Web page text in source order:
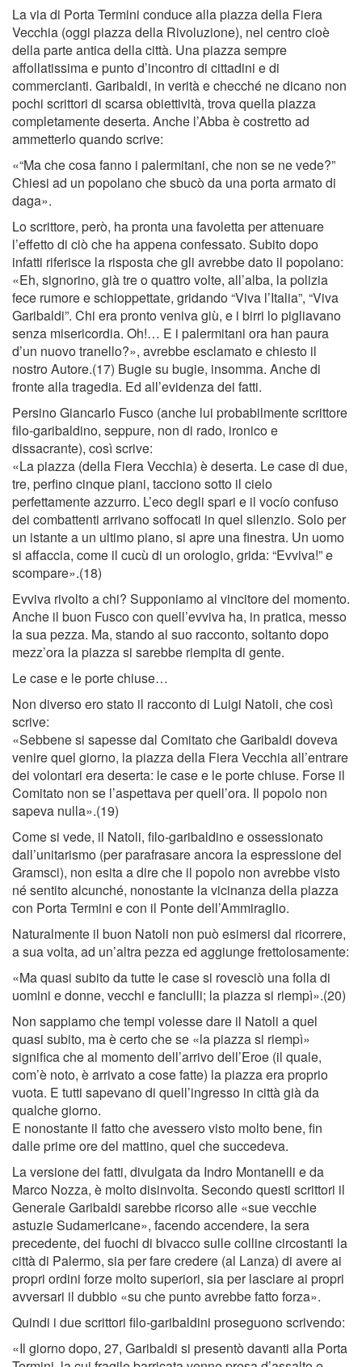
La via di Porta Termini conduce alla piazza della Fiera
Vecchia (oggi piazza della Rivoluzione), nel centro cioè
della parte antica della città. Una piazza sempre
affollatissima e punto d’incontro di cittadini e di
commercianti. Garibaldi, in verità e checché ne dicano non
pochi scrittori di scarsa obiettività, trova quella piazza
completamente deserta. Anche l’Abba è costretto ad
ammetterlo quando scrive:
«“Ma che cosa fanno i palermitani, che non se ne vede?”
Chiesi ad un popolano che sbucò da una porta armato di
daga».
Lo scrittore, però, ha pronta una favoletta per attenuare
l’effetto di ciò che ha appena confessato. Subito dopo
infatti riferisce la risposta che gli avrebbe dato il popolano:
«Eh, signorino, già tre o quattro volte, all’alba, la polizia
fece rumore e schioppettate, gridando “Viva l’Italia”, “Viva
Garibaldi”. Chi era pronto veniva giù, e i birri lo pigliavano
senza misericordia. Oh!… E i palermitani ora han paura
d’un nuovo tranello?», avrebbe esclamato e chiesto il
nostro Autore.(17) Bugie su bugie, insomma. Anche di
fronte alla tragedia. Ed all’evidenza dei fatti.
Persino Giancarlo Fusco (anche lui probabilmente scrittore
ﬁlo-garibaldino, seppure, non di rado, ironico e
dissacrante), così scrive:
«La piazza (della Fiera Vecchia) è deserta. Le case di due,
tre, perﬁno cinque piani, tacciono sotto il cielo
perfettamente azzurro. L’eco degli spari e il vocío confuso
dei combattenti arrivano soffocati in quel silenzio. Solo per
un istante a un ultimo piano, si apre una ﬁnestra. Un uomo
si affaccia, come il cucù di un orologio, grida: “Evviva!” e
scompare».(18)
Evviva rivolto a chi? Supponiamo al vincitore del momento.
Anche il buon Fusco con quell’evviva ha, in pratica, messo
la sua pezza. Ma, stando al suo racconto, soltanto dopo
mezz’ora la piazza si sarebbe riempita di gente.
Le case e le porte chiuse…
Non diverso ero stato il racconto di Luigi Natoli, che così
scrive:
«Sebbene si sapesse dal Comitato che Garibaldi doveva
venire quel giorno, la piazza della Fiera Vecchia all’entrare
dei volontari era deserta: le case e le porte chiuse. Forse il
Comitato non se l’aspettava per quell’ora. Il popolo non
sapeva nulla».(19)
Come si vede, il Natoli, ﬁlo-garibaldino e ossessionato
dall’unitarismo (per parafrasare ancora la espressione del
Gramsci), non esita a dire che il popolo non avrebbe visto
né sentito alcunché, nonostante la vicinanza della piazza
con Porta Termini e con il Ponte dell’Ammiraglio.
Naturalmente il buon Natoli non può esimersi dal ricorrere,
a sua volta, ad un’altra pezza ed aggiunge frettolosamente:
«Ma quasi subito da tutte le case si rovesciò una folla di
uomini e donne, vecchi e fanciulli; la piazza si riempì».(20)
Non sappiamo che tempi volesse dare il Natoli a quel
quasi subito, ma è certo che se «la piazza si riempì»
signiﬁca che al momento dell’arrivo dell’Eroe (il quale,
com’è noto, è arrivato a cose fatte) la piazza era proprio
vuota. E tutti sapevano di quell’ingresso in città già da
qualche giorno.
E nonostante il fatto che avessero visto molto bene, ﬁn
dalle prime ore del mattino, quel che succedeva.
La versione dei fatti, divulgata da Indro Montanelli e da
Marco Nozza, è molto disinvolta. Secondo questi scrittori il
Generale Garibaldi sarebbe ricorso alle «sue vecchie
astuzie Sudamericane», facendo accendere, la sera
precedente, dei fuochi di bivacco sulle colline circostanti la
città di Palermo, sia per fare credere (al Lanza) di avere ai
propri ordini forze molto superiori, sia per lasciare ai propri
avversari il dubbio «su che punto avrebbe fatto forza».
Quindi i due scrittori ﬁlo-garibaldini proseguono scrivendo:
«Il giorno dopo, 27, Garibaldi si presentò davanti alla Porta